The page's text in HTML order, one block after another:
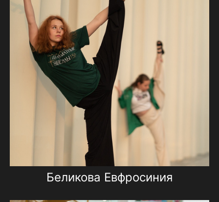
Беликова Евфросиния